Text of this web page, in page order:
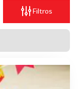
Filtros